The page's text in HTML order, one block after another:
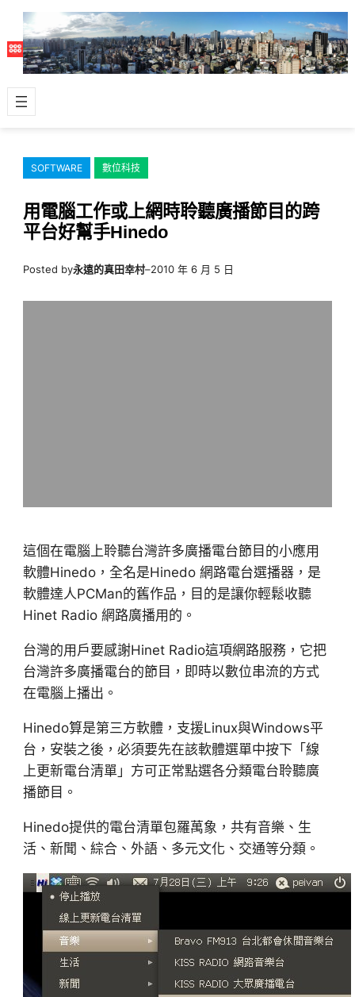
主
容
SOFTWARE 數位科技
用電腦工作或上網時聆聽廣播節目的跨
平台好幫手Hinedo
Posted by永遠的真田幸村–2010 年 6 月 5 日
這個在電腦上聆聽台灣許多廣播電台節目的小應用
軟體Hinedo，全名是Hinedo 網路電台選播器，是
軟體達人PCMan的舊作品，目的是讓你輕鬆收聽
Hinet Radio 網路廣播用的。
台灣的用戶要感謝Hinet Radio這項網路服務，它把
台灣許多廣播電台的節目，即時以數位串流的方式
在電腦上播出。
Hinedo算是第三方軟體，支援Linux與Windows平
台，安裝之後，必須要先在該軟體選單中按下「線
上更新電台清單」方可正常點選各分類電台聆聽廣
播節目。
Hinedo提供的電台清單包羅萬象，共有音樂、生
活、新聞、綜合、外語、多元文化、交通等分類。